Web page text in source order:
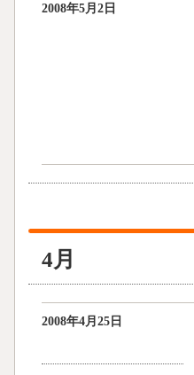
2008年5月2日
4月
2008年4月25日